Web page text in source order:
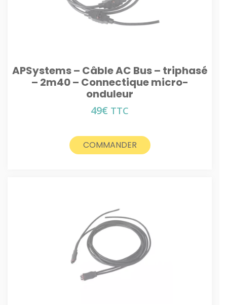
APSystems – Câble AC Bus – triphasé
– 2m40 – Connectique micro-
onduleur
49€ TTC
COMMANDER